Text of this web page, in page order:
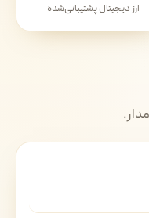
ارز دیجیتال پشتیبانی‌شده